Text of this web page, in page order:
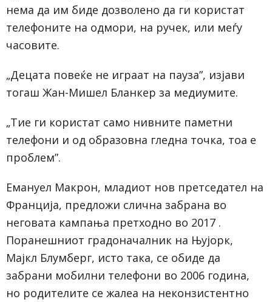
нема да им биде дозволено да ги користат
телефоните на одмори, на ручек, или меѓу
часовите.
„Децата повеќе не играат на пауза”, изјави
тогаш Жан-Мишел Бланкер за медиумите.
„Тие ги користат само нивните паметни
телефони и од образовна гледна точка, тоа е
проблем”.
Емануел Макрон, младиот нов претседател на
Франција, предложи слична забрана во
неговата кампања претходно во 2017 .
Поранешниот градоначалник на Њујорк,
Мајкл Блумберг, исто така, се обиде да
забрани мобилни телефони во 2006 година,
но родителите се жалеа на неконзистентно